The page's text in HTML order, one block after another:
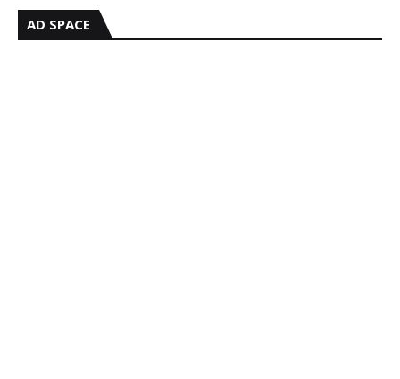
AD SPACE